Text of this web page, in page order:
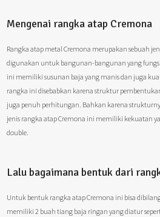
Mengenai rangka atap Cremona
Rangka atap metal Cremona merupakan sebuah
digunakan untuk bangunan-bangunan yang
ini memiliki susunan baja yang manis dan juga
rangka ini disebabkan karena struktur
juga penuh perhitungan. Bahkan karena
jenis rangka atap Cremona ini memiliki kekuatan
double.
Lalu bagaimana bentuk dari
Untuk bentuk rangka atap Cremona ini bisa
memiliki 2 buah tiang baja ringan yang diatur